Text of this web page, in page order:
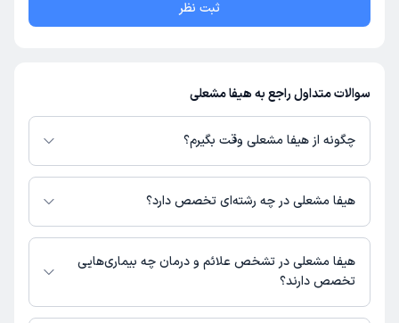
ثبت نظر
سوالات متداول راجع به هیفا مشعلی
چگونه از هیفا مشعلی وقت بگیرم؟
در صورتی کههیفا مشعلیدارای پروفایل فعال و نوبت‌دهی باز در پلتفرم دکترتو
باشند، می‌توانید از طریق این پلتفرم برای دریافت نوبت اقدام کنید. در صورت
شماره تماس، برنامه حضور در مطب، تصاویر پزشک، ساعات کاری و سایر اطلاعات
مرتبط با خدمات پزشکی و نوبت‌گیری ممکن است در پروفایل ایشان در دکترتو در
دسترس باشد
هیفا مشعلی در چه رشته‌ای تخصص دارد؟
هیفا مشعلی در رشته‌های زیر (پیراپزشکی) تخصص دارند:
مامایی
هیفا مشعلی در تشخص علائم و درمان چه بیماری‌هایی
تخصص دارند؟
هیفا مشعلی در تشخیص علائم و درمان بیماری‌های مرتبط با مامایی فعالیت